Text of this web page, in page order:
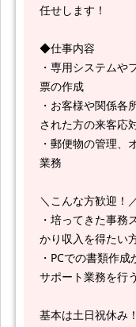
任せします！
◆仕事内容
・専用システムや
票の作成
・お客様や関係各
された方の来客応
・郵便物の管理、
業務
＼こんな方歓迎！
・培ってきた事務
かり収入を得たい
・PCでの書類作
サポート業務を行
基本は土日祝休み！